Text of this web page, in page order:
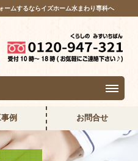
ームするならイズホーム水まわり専科へ
例 お問合せ